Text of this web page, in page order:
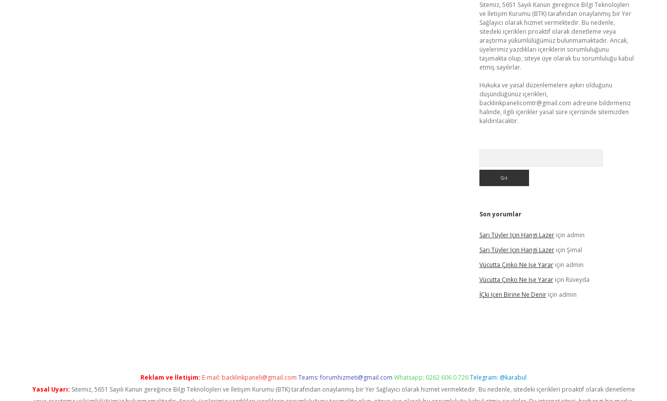
Sitemiz, 5651 Sayılı Kanun gereğince Bilgi Teknolojileri
ve İletişim Kurumu (BTK) tarafından onaylanmış bir Yer
Sağlayıcı olarak hizmet vermektedir. Bu nedenle,
sitedeki içerikleri proaktif olarak denetleme veya
araştırma yükümlülüğümüz bulunmamaktadır. Ancak,
üyelerimiz yazdıkları içeriklerin sorumluluğunu
taşımakta olup, siteye üye olarak bu sorumluluğu kabul
etmiş sayılırlar.
Hukuka ve yasal düzenlemelere aykırı olduğunu
düşündüğünüz içerikleri,
backlinkpanelicomtr@gmail.com adresine bildirmeniz
halinde, ilgili içerikler yasal süre içerisinde sitemizden
kaldırılacaktır.
Son yorumlar
Sarı Tüyler Için Hangi Lazeriçin admin
Sarı Tüyler Için Hangi Lazeriçin Şimal
Vücutta Çinko Ne Işe Yarariçin admin
Vücutta Çinko Ne Işe Yarariçin Rüveyda
İÇki Içen Birine Ne Deniriçin admin
Reklam ve İletişim: E-mail: backlinkpaneli@gmail.com Teams:forumhizmeti@gmail.com Whatsapp: 0262 606 0 726Telegram: @karabul
Yasal Uyarı: Sitemiz, 5651 Sayılı Kanun gereğince Bilgi Teknolojileri ve İletişim Kurumu (BTK) tarafından onaylanmış bir Yer Sağlayıcı olarak hizmet vermektedir. Bu nedenle, sitedeki içerikleri proaktif olarak denetleme